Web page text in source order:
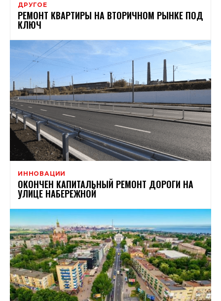
ДРУГОЕ
РЕМОНТ КВАРТИРЫ НА ВТОРИЧНОМ РЫНКЕ ПОД
КЛЮЧ
ИННОВАЦИИ
ОКОНЧЕН КАПИТАЛЬНЫЙ РЕМОНТ ДОРОГИ НА
УЛИЦЕ НАБЕРЕЖНОЙ